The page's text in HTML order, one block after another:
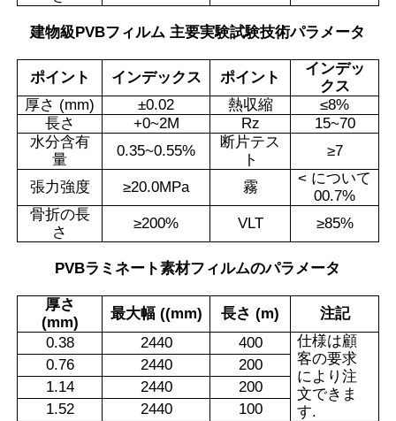
建物級PVBフィルム 主要実験試験技術パラメータ
ポイント インデックス ポイント
インデッ
クス
厚さ (mm)
±0.02 熱収縮 ≤8%
長さ
+0~2M Rz
15~70
水分含有
量
0.35~0.55%
断片テス
ト
≥7
張力強度 ≥20.0MPa 霧
< について
00.7%
骨折の長
さ
≥200% VLT ≥85%
PVBラミネート素材フィルムのパラメータ
厚さ
(mm)
最大幅 ((mm) 長さ (m)
注記
0.38
2440 400
仕様は顧
客の要求
により注
文できま
す.
0.76 2440
200
1.14
2440
200
1.52
2440 100